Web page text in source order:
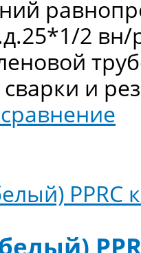
2
сварки и